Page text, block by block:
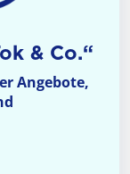
& Co.“
Angebote,